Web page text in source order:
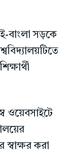
ই-বাংলা সড়কে
ওয়েবসাইটে
করা